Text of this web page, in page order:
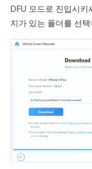
DFU 모드로 진입시
지가 있는 폴더를 선